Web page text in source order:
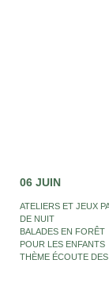
06 JUIN
ATELIERS ET JEUX
DE NUIT
BALADES EN FORÊT
POUR LES ENFANTS
THÈME ÉCOUTE